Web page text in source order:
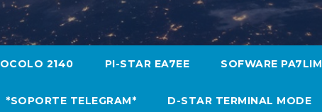
2140 PI-STAR EA7EE SOFWARE PA7LIM
*SOPORTE TELEGRAM* D-STAR TERMINAL MODE